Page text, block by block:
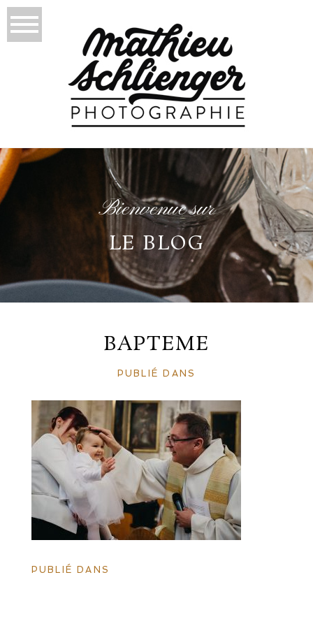
Bienvenue sur
LE BLOG
BAPTEME
PUBLIÉ DANS
PUBLIÉ DANS